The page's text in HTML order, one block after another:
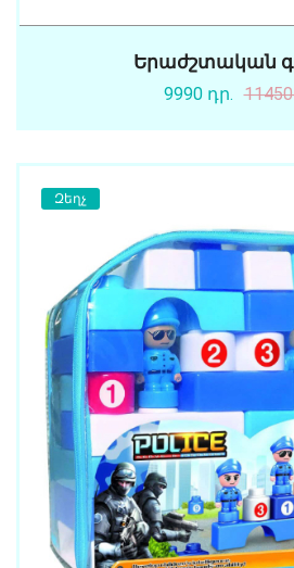
Երաժշտական
9990 դր.
Զեղչ